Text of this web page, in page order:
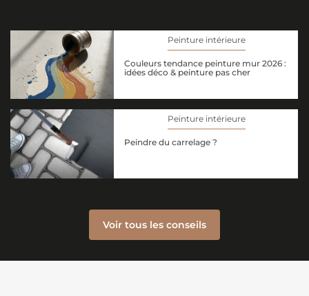
Peinture intérieure
Couleurs tendance peinture mur 2026 :
idées déco & peinture pas cher
Peinture intérieure
Peindre du carrelage ?
Voir tous les conseils